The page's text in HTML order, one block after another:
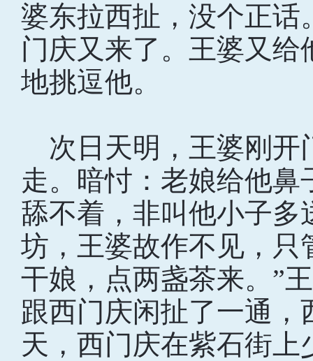
婆东拉西扯，没个正话
门庆又来了。王婆又
地挑逗他。
次日天明，王婆刚开
走。暗忖：老娘给他
舔不着，非叫他小子
坊，王婆故作不见，只
干娘，点两盏茶来。”
跟西门庆闲扯了一通
天，西门庆在紫石街